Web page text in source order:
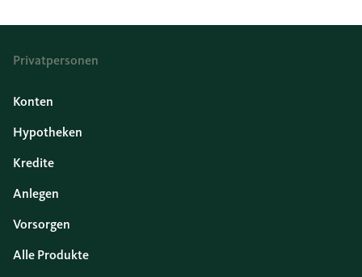
Privatpersonen
Konten
Hypotheken
Kredite
Anlegen
Vorsorgen
Alle Produkte